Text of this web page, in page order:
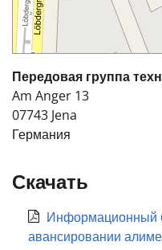
Передовая группа
Am Anger 13
07743 Jena
Германия
Скачать
Информационный
авансировании